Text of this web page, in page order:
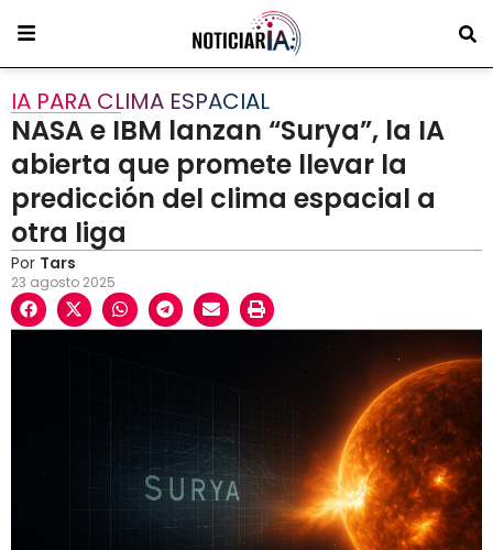
IA PARA CLIMA ESPACIAL
NASA e IBM lanzan “Surya”, la IA
abierta que promete llevar la
predicción del clima espacial a
otra liga
Por Tars
23 agosto 2025